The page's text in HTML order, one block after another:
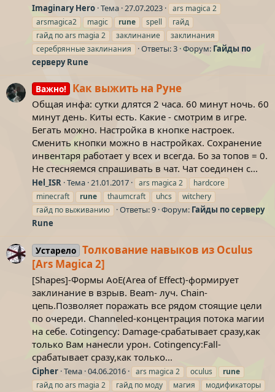
Imaginary Hero Тема 27.07.2023
ars magica 2
arsmagica2
magic rune spell
гайд
гайд по ars magia 2
заклинание
заклинания
серебрянные заклинания
Ответы: 3 Форум: Гайды по
серверу Rune
Важно! Как выжить на Руне
Общая инфа: сутки длятся 2 часа. 60 минут ночь. 60
минут день. Киты есть. Какие - смотрим в игре.
Бегать можно. Настройка в кнопке настроек.
Сменить кнопки можно в настройках. Сохранение
инвентаря работает у всех и всегда. Бо за топов = 0.
Не стесняемся спрашивать в чат. Чат соединен с...
Hel_ISR Тема 21.01.2017 ars magica 2
hardcore
minecraft
rune thaumcraft uhcs
witchery
гайд по выживанию
Ответы: 9 Форум: Гайды по серверу
Rune
Устарело Толкование навыков из Oculus
[Ars Magica 2]
[Shapes]-Формы AoE(Area of Effect)-формирует
заклинание в взрыв. Beam- луч. Chain-
цепь.Позволяет поражать все рядом стоящие цели
по очереди. Channeled-концентрация потока магии
на себе. Cotingency: Damage-срабатывает сразу,как
только Вам нанесли урон. Cotingency:Fall-
срабатывает сразу,как только...
Cipher Тема 04.06.2016 ars magica 2 oculus
rune
гайд по ars magia 2
гайд по моду магия
модификаторы